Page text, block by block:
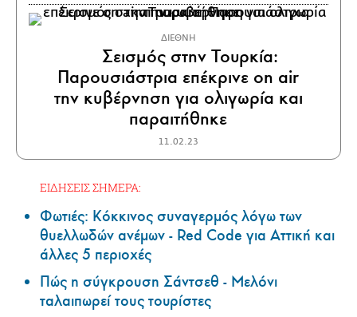
ΔΙΕΘΝΗ
Σεισμός στην Τουρκία:
Παρουσιάστρια επέκρινε on air
την κυβέρνηση για ολιγωρία και
παραιτήθηκε
11.02.23
ΕΙΔΗΣΕΙΣ ΣΗΜΕΡΑ:
Φωτιές: Κόκκινος συναγερμός λόγω των
θυελλωδών ανέμων - Red Code για Αττική και
άλλες 5 περιοχές
Πώς η σύγκρουση Σάντσεθ - Μελόνι
ταλαιπωρεί τους τουρίστες